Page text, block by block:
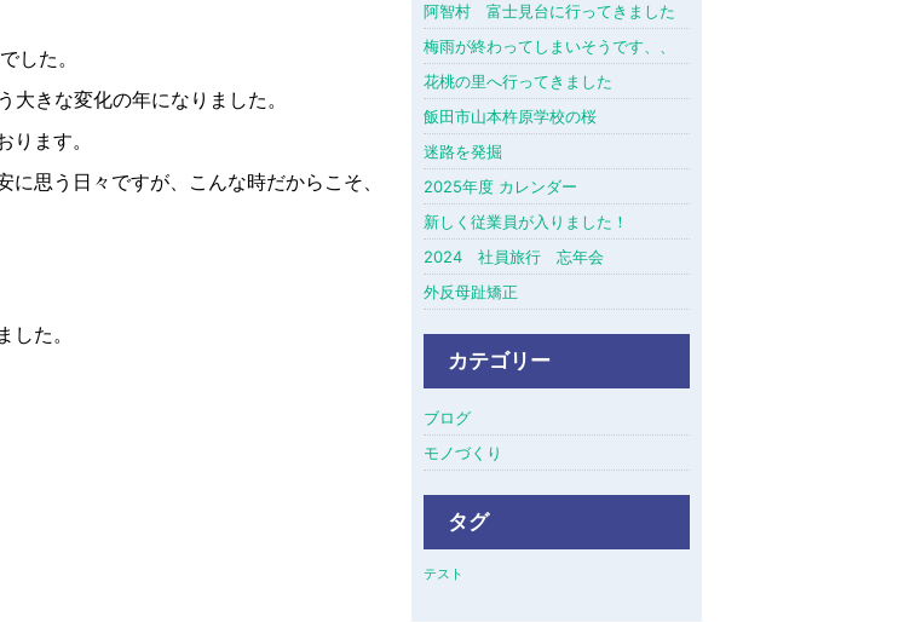
した。
きな変化の年になりました。
ます。
思う日々ですが、こんな時だからこそ、
た。
阿智村 富士見台に行ってきました
梅雨が終わってしまいそうです、、
花桃の里へ行ってきました
飯田市山本杵原学校の桜
迷路を発掘
2025年度 カレンダー
新しく従業員が入りました！
2024 社員旅行 忘年会
外反母趾矯正
カテゴリー
ブログ
モノづくり
タグ
テスト